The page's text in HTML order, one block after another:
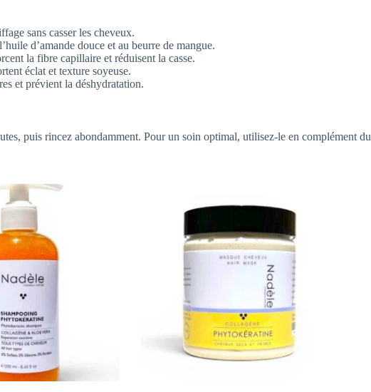
sans casser les cheveux.
d’amande douce et au beurre de mangue.
la fibre capillaire et réduisent la casse.
éclat et texture soyeuse.
et prévient la déshydratation.
puis rincez abondamment. Pour un soin optimal, utilisez-le en complément